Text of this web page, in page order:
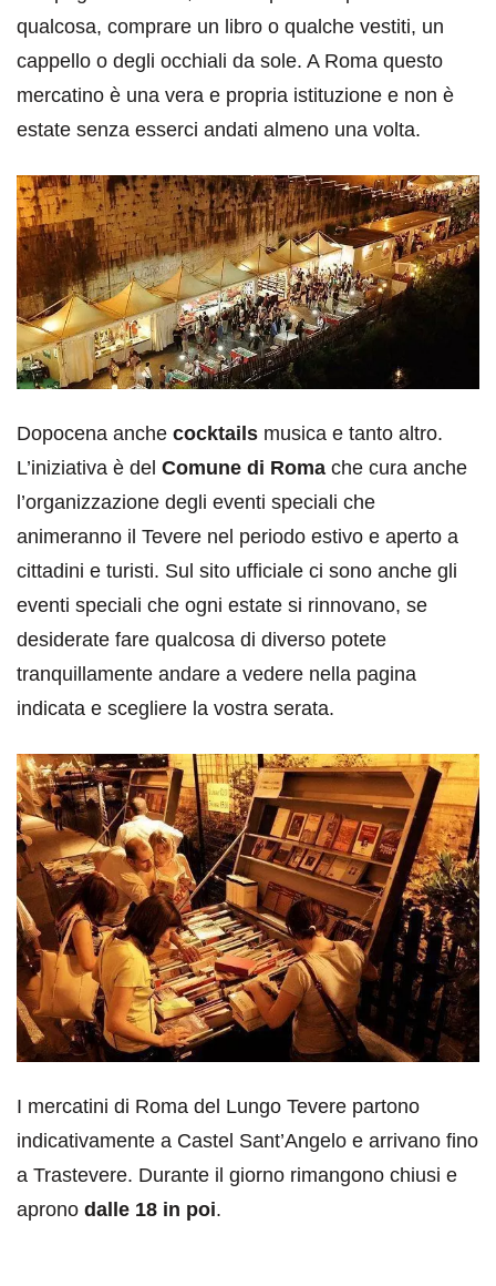
qualcosa, comprare un libro o qualche vestiti, un
cappello o degli occhiali da sole. A Roma questo
mercatino è una vera e propria istituzione e non è
estate senza esserci andati almeno una volta.
Dopocena anche cocktails musica e tanto altro.
L’iniziativa è del Comune di Roma che cura anche
l’organizzazione degli eventi speciali che
animeranno il Tevere nel periodo estivo e aperto a
cittadini e turisti. Sul sito ufficiale ci sono anche gli
eventi speciali che ogni estate si rinnovano, se
desiderate fare qualcosa di diverso potete
tranquillamente andare a vedere nella pagina
indicata e scegliere la vostra serata.
I mercatini di Roma del Lungo Tevere partono
indicativamente a Castel Sant’Angelo e arrivano fino
a Trastevere. Durante il giorno rimangono chiusi e
aprono dalle 18 in poi.